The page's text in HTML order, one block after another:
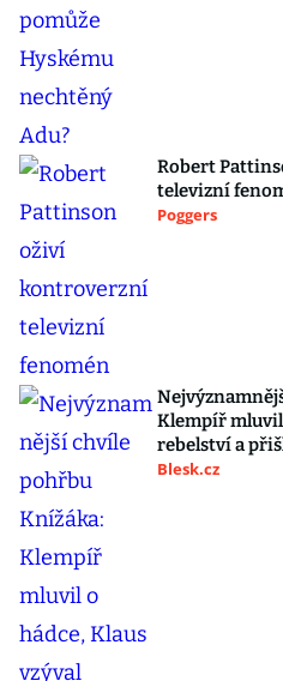
Robert
televizní
Poggers
Klempíř mluvil
rebelství a
Blesk.cz